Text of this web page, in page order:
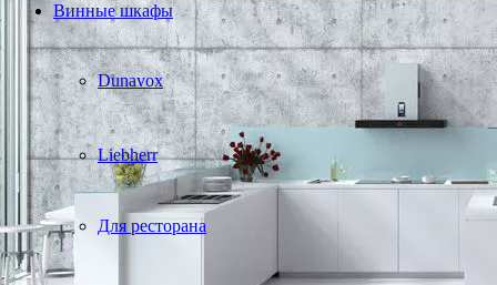
Винные шкафы
Dunavox
Liebherr
Для ресторана